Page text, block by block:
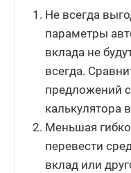
Не всегда
параметры
вклада не
всегда.
предложений
калькулятора
Меньшая
перевести
вклад или